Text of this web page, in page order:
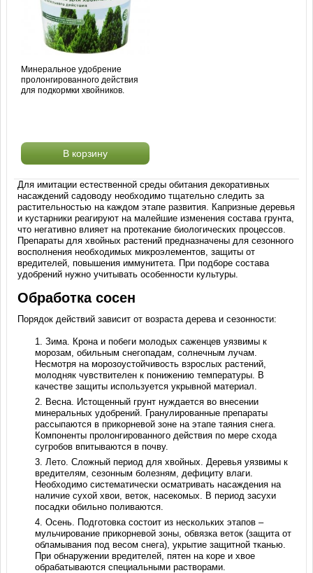
Минеральное удобрение
пролонгированного действия
для подкормки хвойников.
В корзину
Для имитации естественной среды обитания декоративных
насаждений садоводу необходимо тщательно следить за
растительностью на каждом этапе развития. Капризные деревья
и кустарники реагируют на малейшие изменения состава грунта,
что негативно влияет на протекание биологических процессов.
Препараты для хвойных растений предназначены для сезонного
восполнения необходимых микроэлементов, защиты от
вредителей, повышения иммунитета. При подборе состава
удобрений нужно учитывать особенности культуры.
Обработка сосен
Порядок действий зависит от возраста дерева и сезонности:
Зима. Крона и побеги молодых саженцев уязвимы к
морозам, обильным снегопадам, солнечным лучам.
Несмотря на морозоустойчивость взрослых растений,
молодняк чувствителен к понижению температуры. В
качестве защиты используется укрывной материал.
Весна. Истощенный грунт нуждается во внесении
минеральных удобрений. Гранулированные препараты
рассыпаются в прикорневой зоне на этапе таяния снега.
Компоненты пролонгированного действия по мере схода
сугробов впитываются в почву.
Лето. Сложный период для хвойных. Деревья уязвимы к
вредителям, сезонным болезням, дефициту влаги.
Необходимо систематически осматривать насаждения на
наличие сухой хвои, веток, насекомых. В период засухи
посадки обильно поливаются.
Осень. Подготовка состоит из нескольких этапов –
мульчирование прикорневой зоны, обвязка веток (защита от
обламывания под весом снега), укрытие защитной тканью.
При обнаружении вредителей, пятен на коре и хвое
обрабатываются специальными растворами.